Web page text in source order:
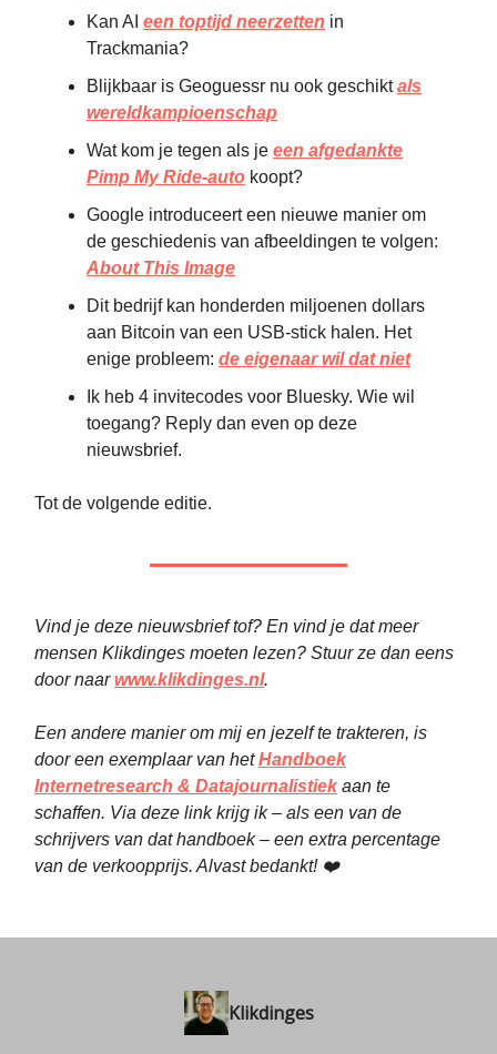
Kan AI een toptijd neerzetten in
Trackmania?
Blijkbaar is Geoguessr nu ook geschiktals
wereldkampioenschap
Wat kom je tegen als je een afgedankte
Pimp My Ride-auto koopt?
Google introduceert een nieuwe manier om
de geschiedenis van afbeeldingen te volgen:
About This Image
Dit bedrijf kan honderden miljoenen dollars
aan Bitcoin van een USB-stick halen. Het
enige probleem: de eigenaar wil dat niet
Ik heb 4 invitecodes voor Bluesky. Wie wil
toegang? Reply dan even op deze
nieuwsbrief.
Tot de volgende editie.
Vind je deze nieuwsbrief tof? En vind je dat meer
mensen Klikdinges moeten lezen? Stuur ze dan eens
door naarwww.klikdinges.nl.
Een andere manier om mij en jezelf te trakteren, is
door een exemplaar van hetHandboek
Internetresearch & Datajournalistiekaan te
schaffen. Via deze link krijg ik – als een van de
schrijvers van dat handboek – een extra percentage
van de verkoopprijs. Alvast bedankt! ❤️
Klikdinges